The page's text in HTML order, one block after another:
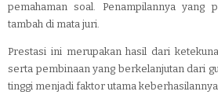
pemahaman soal. Penampilannya yang
tambah di mata juri.
Prestasi ini merupakan hasil dari
serta pembinaan yang berkelanjutan dari
tinggi menjadi faktor utama